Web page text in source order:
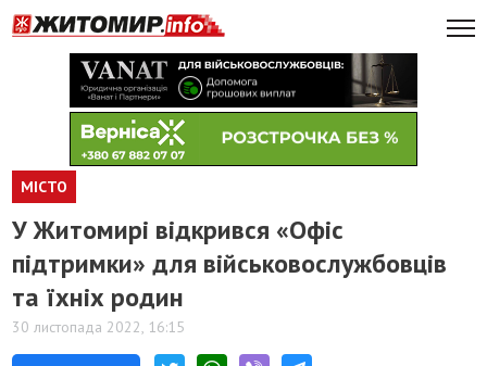
МІСТО
У Житомирі відкрився «Офіс
підтримки» для військовослужбовців
та їхніх родин
30 листопада 2022, 16:15